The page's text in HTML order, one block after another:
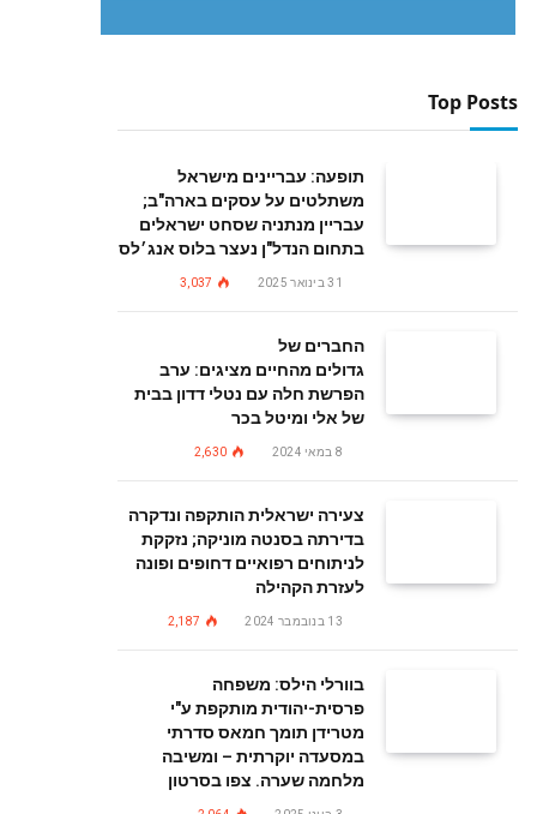
Top Posts
תופעה: עבריינים מישראל
משתלטים על עסקים בארה"ב;
עבריין מנתניה שסחט ישראלים
בתחום הנדל"ן נעצר בלוס אנג׳לס
31 בינואר 2025 3,037
החברים של
גדולים מהחיים מציגים: ערב
הפרשת חלה עם נטלי דדון בבית
של אלי ומיטל בכר
8 במאי 2024 2,630
צעירה ישראלית הותקפה ונדקרה
בדירתה בסנטה מוניקה; נזקקת
לניתוחים רפואיים דחופים ופונה
לעזרת הקהילה
13 בנובמבר 2024 2,187
בוורלי הילס: משפחה
פרסית-יהודית מותקפת ע"י
מטרידן תומך חמאס סדרתי
במסעדה יוקרתית – ומשיבה
מלחמה שערה. צפו בסרטון